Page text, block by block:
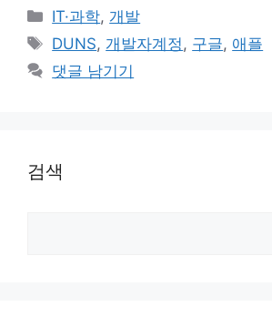
카
테
리
IT·과학, 개발
태
그
DUNS, 개발자계정, 구글, 애플
댓글 남기기
검색